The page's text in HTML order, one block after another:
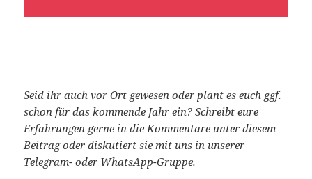
Seid ihr auch vor Ort gewesen oder plant es euch ggf.
schon für das kommende Jahr ein?Schreibt eure
Erfahrungen gerne in die Kommentare unter diesem
Beitrag oder diskutiert sie mit uns in unserer
Telegram- oder WhatsApp-Gruppe.